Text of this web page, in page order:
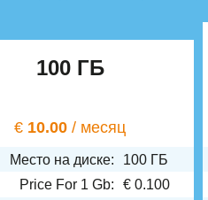
100 ГБ
€ 10.00 / месяц
Место на диске:
100 ГБ
Price For 1 Gb:
€ 0.100